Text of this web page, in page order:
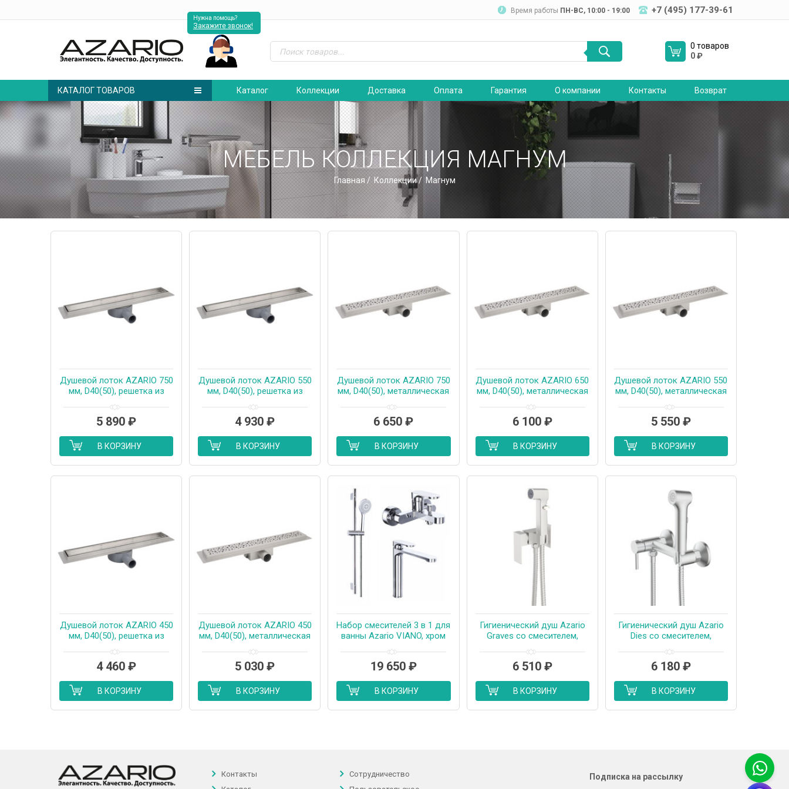
Время работы ПН-ВC, 10:00 - 19:00 +7 (495) 177-39-61
Нужна помощь?
Закажите звонок!
0 товаров
0₽
КАТАЛОГ ТОВАРОВ Каталог Коллекции Доставка Оплата Гарантия О компании Контакты Возврат
МЕБЕЛЬ КОЛЛЕКЦИЯ МАГНУМ
Главная / Коллекции/ Магнум
Душевой лоток AZARIO 750
мм, D40(50), решетка из
плитку», металлический
желоб, поворот 360°,
(AZT3TILE750)
5 890₽
В КОРЗИНУ
Душевой лоток AZARIO 550
мм, D40(50), решетка из
плитку», металлический
желоб, поворот 360°,
(AZT3TILE550)
4 930₽
В КОРЗИНУ
Душевой лоток AZARIO 750
мм, D40(50), металлическая
металлический желоб,
комбинированный затвор
6 650₽
В КОРЗИНУ
Душевой лоток AZARIO 650
мм, D40(50), металлическая
металлический желоб,
комбинированный затвор
6 100 ₽
В КОРЗИНУ
Душевой лоток AZARIO 550
мм, D40(50), металлическая
металлический желоб,
комбинированный затвор
5 550 ₽
В КОРЗИНУ
Душевой лоток AZARIO 450
мм, D40(50), решетка из
плитку», металлический
желоб, поворот 360°,
(AZT3TILE450)
4 460₽
В КОРЗИНУ
Душевой лоток AZARIO 450
мм, D40(50), металлическая
металлический желоб,
комбинированный затвор
5 030₽
В КОРЗИНУ
Набор смесителей 3 в 1 для
ванны Azario VIANO, хром
15834551+AZ-15782010)
19 650 ₽
В КОРЗИНУ
Гигиенический душ Azario
Graves со смесителем,
скрытый монтаж, шланг 150
см, сатин (AZ-KFX03BN)
6 510 ₽
В КОРЗИНУ
Гигиенический душ Azario
Dies со смесителем,
шланг 150 см, сатин (AZ-
KFX04BN)
6 180 ₽
В КОРЗИНУ
Контакты
Сотрудничество
Подписка на рассылку